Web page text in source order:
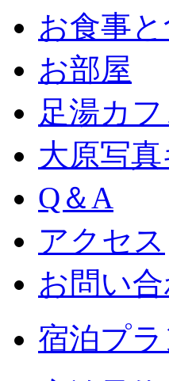
お食事
お部屋
足湯カフ
大原写
Q＆A
アクセス
お問い
宿泊プ